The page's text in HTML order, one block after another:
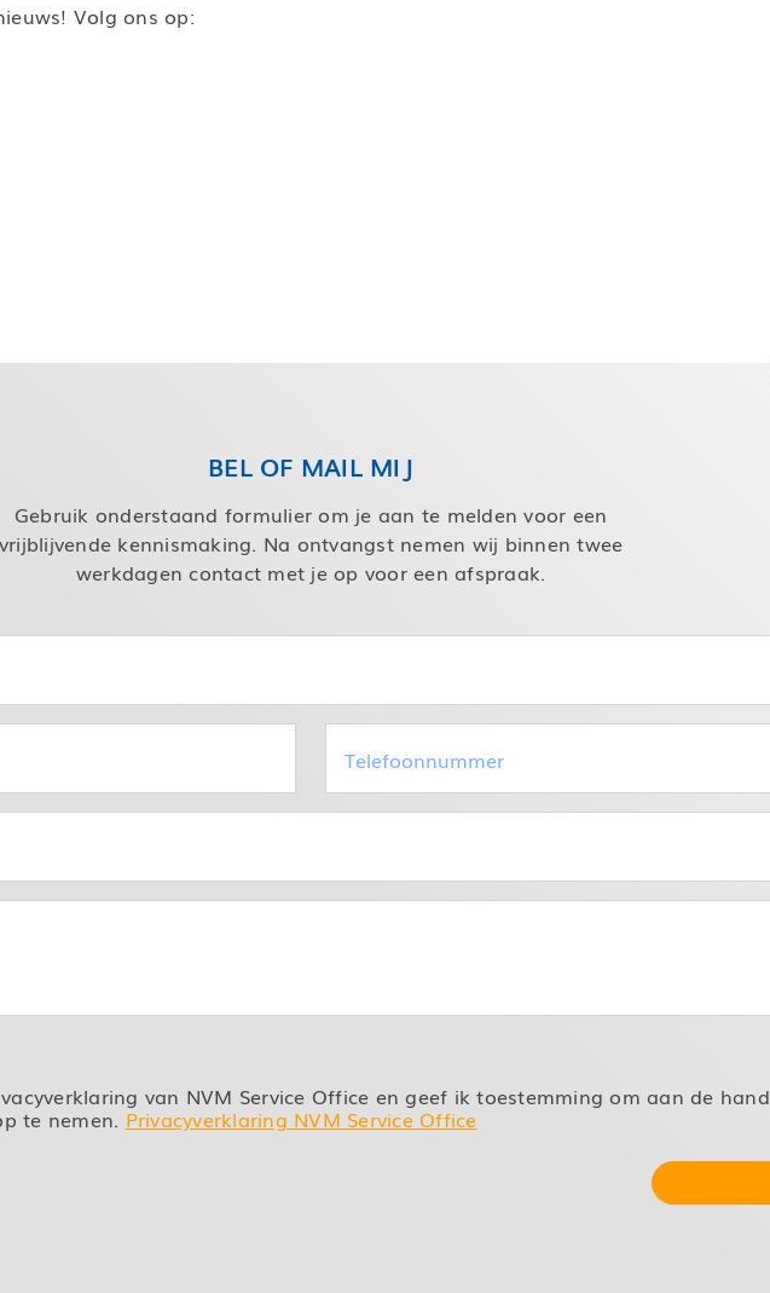
Volg ons op:
BEL OF MAIL MIJ
Gebruik onderstaand formulier om je aan te melden voor een
vrijblijvende kennismaking. Na ontvangst nemen wij binnen twee
werkdagen contact met je op voor een afspraak.
Telefoonnummer
(Vereist)
van NVM Service Office en geef ik toestemming om aan de
te nemen. Privacyverklaring NVM Service Office